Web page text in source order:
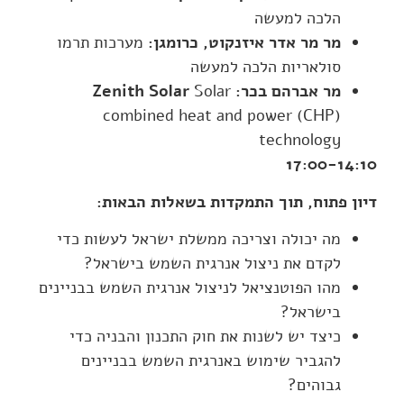
הלכה למעשה
מר מר אדר איזנקוט, כרומגן: מערכות תרמו
סולאריות הלכה למעשה
מר אברהם בכר: Zenith Solar
Solar
combined heat and power (CHP)
technology
17:00-14:10
דיון פתוח, תוך התמקדות בשאלות הבאות:
מה יכולה וצריכה ממשלת ישראל לעשות כדי
לקדם את ניצול אנרגית השמש בישראל?
מהו הפוטנציאל לניצול אנרגית השמש בבניינים
בישראל?
כיצד יש לשנות את חוק התכנון והבניה כדי
להגביר שימוש באנרגית השמש בבניינים
גבוהים?